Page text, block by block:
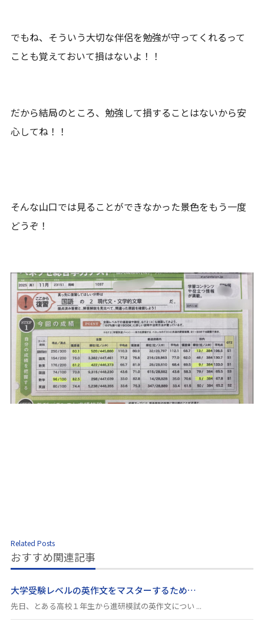
でもね、そういう大切な伴侶を勉強が守ってくれるって
ことも覚えておいて損はないよ！！
だから結局のところ、勉強して損することはないから安
心してね！！
そんな山口では見ることができなかった景色をもう一度
どうぞ！
Related Posts
おすすめ関連記事
大学受験レベルの英作文をマスターするため…
先日、とある高校１年生から進研模試の英作文につい ...